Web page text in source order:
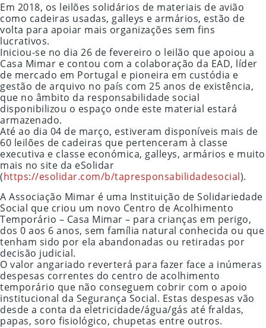
Em 2018, os leilões solidários de materiais de avião
como cadeiras usadas, galleys e armários, estão de
volta para apoiar mais organizações sem fins
lucrativos.
Iniciou-se no dia 26 de fevereiro o leilão que apoiou a
Casa Mimar e contou com a colaboração da EAD, líder
de mercado em Portugal e pioneira em custódia e
gestão de arquivo no país com 25 anos de existência,
que no âmbito da responsabilidade social
disponibilizou o espaço onde este material estará
armazenado.
Até ao dia 04 de março, estiveram disponíveis mais de
60 leilões de cadeiras que pertenceram à classe
executiva e classe económica, galleys, armários e muito
mais no site da eSolidar
(https://esolidar.com/b/tapresponsabilidadesocial).
A Associação Mimar é uma Instituição de Solidariedade
Social que criou um novo Centro de Acolhimento
Temporário – Casa Mimar – para crianças em perigo,
dos 0 aos 6 anos, sem família natural conhecida ou que
tenham sido por ela abandonadas ou retiradas por
decisão judicial.
O valor angariado reverterá para fazer face a inúmeras
despesas correntes do centro de acolhimento
temporário que não conseguem cobrir com o apoio
institucional da Segurança Social. Estas despesas vão
desde a conta da eletricidade/água/gás até fraldas,
papas, soro fisiológico, chupetas entre outros.